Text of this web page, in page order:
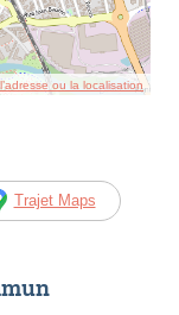
ou la localisation
Trajet Maps